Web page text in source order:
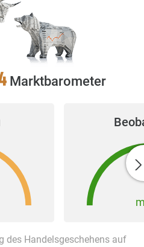
Marktbarometer
des Handelsgeschehens auf